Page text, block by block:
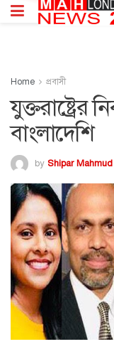
Home প্রবাসী
যুক্তরাষ্ট্রের
বাংলাদেশি
by Shipar Mahmud